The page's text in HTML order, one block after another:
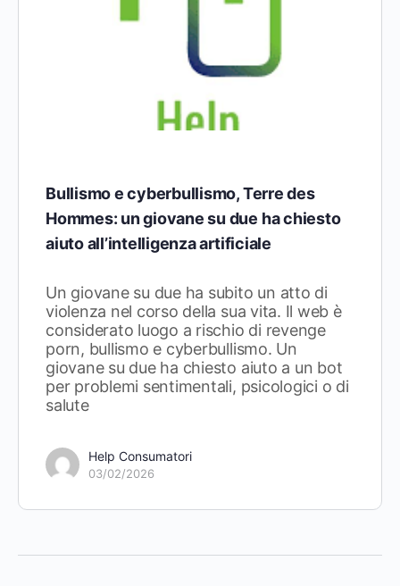
Bullismo e cyberbullismo, Terre des
Hommes: un giovane su due ha chiesto
aiuto all’intelligenza artificiale
Un giovane su due ha subito un atto di
violenza nel corso della sua vita. Il web è
considerato luogo a rischio di revenge
porn, bullismo e cyberbullismo. Un
giovane su due ha chiesto aiuto a un bot
per problemi sentimentali, psicologici o di
salute
Help Consumatori
03/02/2026